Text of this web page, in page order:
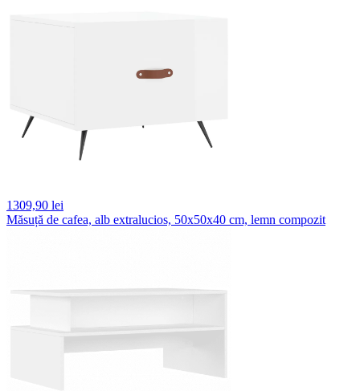
1309,90 lei
Măsuță de cafea, alb extralucios, 50x50x40 cm, lemn compozit